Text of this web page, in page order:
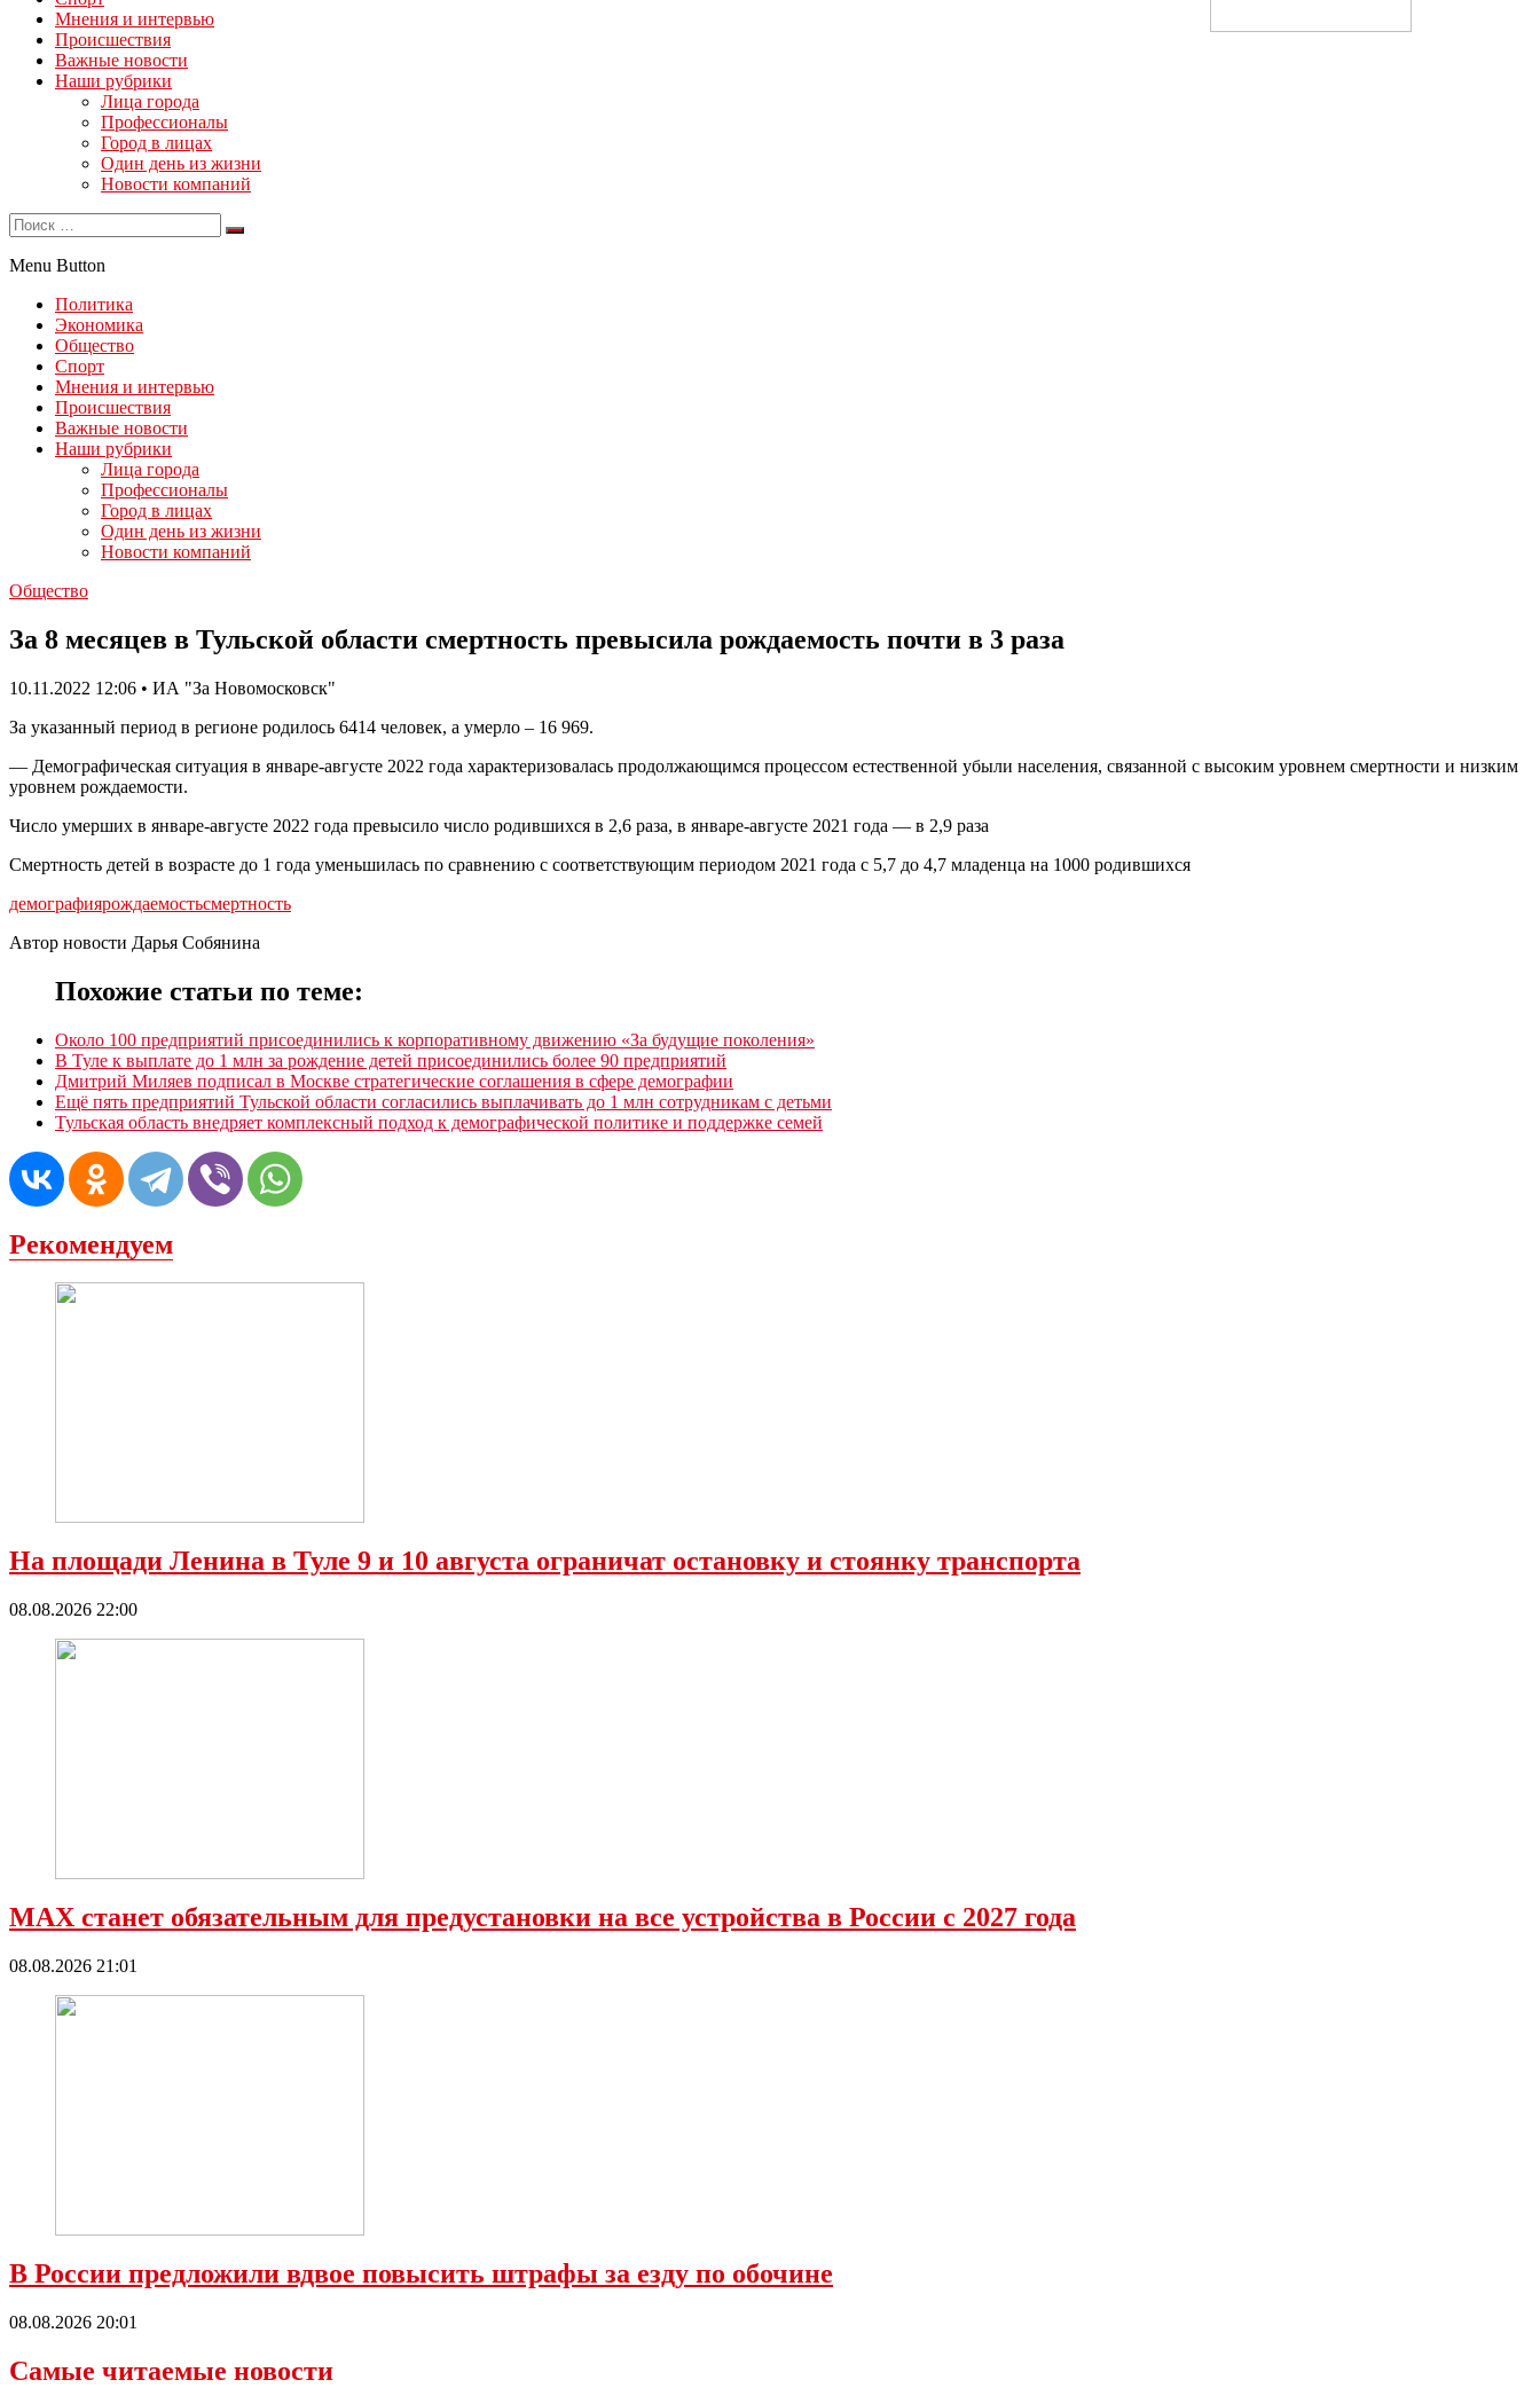
Мнения и интервью
Происшествия
Важные новости
Наши рубрики
Лица города
Профессионалы
Город в лицах
Один день из жизни
Новости компаний
Menu Button
Политика
Экономика
Общество
Спорт
Мнения и интервью
Происшествия
Важные новости
Наши рубрики
Лица города
Профессионалы
Город в лицах
Один день из жизни
Новости компаний
Общество
За 8 месяцев в Тульской области смертность превысила рождаемость почти в 3 раза
10.11.2022 12:06 • ИА "За Новомосковск"
За указанный период в регионе родилось 6414 человек, а умерло – 16 969.
— Демографическая ситуация в январе-августе 2022 года характеризовалась продолжающимся процессом естественной убыли населения, связанной с высоким уровнем смертности и низким
уровнем рождаемости.
Число умерших в январе-августе 2022 года превысило число родившихся в 2,6 раза, в январе-августе 2021 года — в 2,9 раза
Смертность детей в возрасте до 1 года уменьшилась по сравнению с соответствующим периодом 2021 года с 5,7 до 4,7 младенца на 1000 родившихся
демографиярождаемостьсмертность
Автор новости Дарья Собянина
Похожие статьи по теме:
Около 100 предприятий присоединились к корпоративному движению «За будущие поколения»
В Туле к выплате до 1 млн за рождение детей присоединились более 90 предприятий
Дмитрий Миляев подписал в Москве стратегические соглашения в сфере демографии
Ещë пять предприятий Тульской области согласились выплачивать до 1 млн сотрудникам с детьми
Тульская область внедряет комплексный подход к демографической политике и поддержке семей
Рекомендуем
На площади Ленина в Туле 9 и 10 августа ограничат остановку и стоянку транспорта
08.08.2026 22:00
МАХ станет обязательным для предустановки на все устройства в России с 2027 года
08.08.2026 21:01
В России предложили вдвое повысить штрафы за езду по обочине
08.08.2026 20:01
Самые читаемые новости